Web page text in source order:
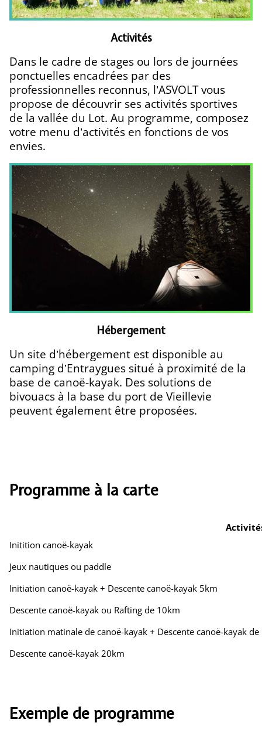
Activités
Dans le cadre de stages ou lors de journées
ponctuelles encadrées par des
professionnelles reconnus, l’ASVOLT vous
propose de découvrir ses activités sportives
de la vallée du Lot. Au programme, composez
votre menu d’activités en fonctions de vos
envies.
Hébergement
Un site d’hébergement est disponible au
camping d’Entraygues situé à proximité de la
base de canoë-kayak. Des solutions de
bivouacs à la base du port de Vieillevie
peuvent également être proposées.
Programme à la carte
Initition canoë-kayak
Jeux nautiques ou paddle
Initiation canoë-kayak + Descente canoë-kayak 5km
Descente canoë-kayak ou Rafting de 10km
Initiation matinale de canoë-kayak + Descente canoë-kayak
Descente canoë-kayak 20km
Exemple de programme